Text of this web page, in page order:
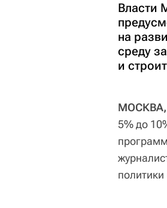
Власти
на
среду
и
МОСКВА,
5% до